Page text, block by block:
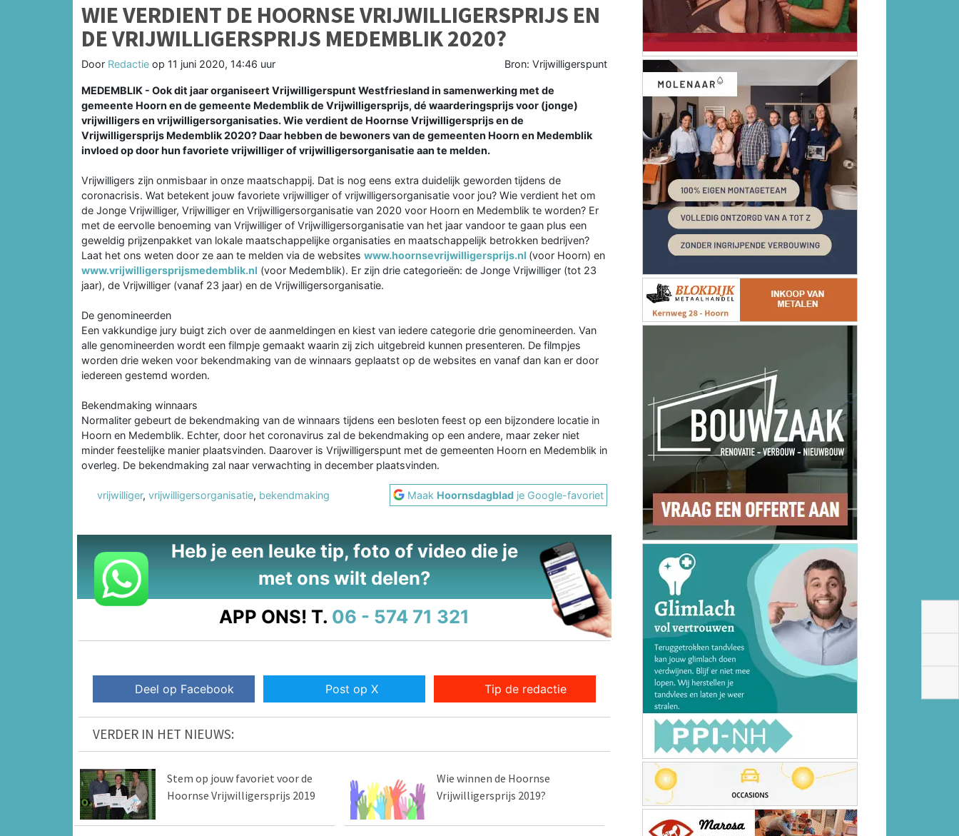
WIE VERDIENT DE HOORNSE VRIJWILLIGERSPRIJS EN
DE VRIJWILLIGERSPRIJS MEDEMBLIK 2020?
Door Redactie op 11 juni 2020, 14:46 uur Bron: Vrijwilligerspunt
MEDEMBLIK - Ook dit jaar organiseert Vrijwilligerspunt Westfriesland in samenwerking met de
gemeente Hoorn en de gemeente Medemblik de Vrijwilligersprijs, dé waarderingsprijs voor (jonge)
vrijwilligers en vrijwilligersorganisaties. Wie verdient de Hoornse Vrijwilligersprijs en de
Vrijwilligersprijs Medemblik 2020? Daar hebben de bewoners van de gemeenten Hoorn en Medemblik
invloed op door hun favoriete vrijwilliger of vrijwilligersorganisatie aan te melden.
Vrijwilligers zijn onmisbaar in onze maatschappij. Dat is nog eens extra duidelijk geworden tijdens de
coronacrisis. Wat betekent jouw favoriete vrijwilliger of vrijwilligersorganisatie voor jou? Wie verdient het om
de Jonge Vrijwilliger, Vrijwilliger en Vrijwilligersorganisatie van 2020 voor Hoorn en Medemblik te worden? Er
met de eervolle benoeming van Vrijwilliger of Vrijwilligersorganisatie van het jaar vandoor te gaan plus een
geweldig prijzenpakket van lokale maatschappelijke organisaties en maatschappelijk betrokken bedrijven?
Laat het ons weten door ze aan te melden via de websites www.hoornsevrijwilligersprijs.nl (voor Hoorn) en
www.vrijwilligersprijsmedemblik.nl (voor Medemblik). Er zijn drie categorieën: de Jonge Vrijwilliger (tot 23
jaar), de Vrijwilliger (vanaf 23 jaar) en de Vrijwilligersorganisatie.
De genomineerden
Een vakkundige jury buigt zich over de aanmeldingen en kiest van iedere categorie drie genomineerden. Van
alle genomineerden wordt een filmpje gemaakt waarin zij zich uitgebreid kunnen presenteren. De filmpjes
worden drie weken voor bekendmaking van de winnaars geplaatst op de websites en vanaf dan kan er door
iedereen gestemd worden.
Bekendmaking winnaars
Normaliter gebeurt de bekendmaking van de winnaars tijdens een besloten feest op een bijzondere locatie in
Hoorn en Medemblik. Echter, door het coronavirus zal de bekendmaking op een andere, maar zeker niet
minder feestelijke manier plaatsvinden. Daarover is Vrijwilligerspunt met de gemeenten Hoorn en Medemblik in
overleg. De bekendmaking zal naar verwachting in december plaatsvinden.
vrijwilliger, vrijwilligersorganisatie, bekendmaking Maak Hoornsdagblad je Google-favoriet
Heb je een leuke tip, foto of video die je
met ons wilt delen?
APP ONS! T. 06 - 574 71 321
Deel op Facebook Post op X Tip de redactie
VERDER IN HET NIEUWS:
Stem op jouw favoriet voor de
Hoornse Vrijwilligersprijs 2019
Wie winnen de Hoornse
Vrijwilligersprijs 2019?